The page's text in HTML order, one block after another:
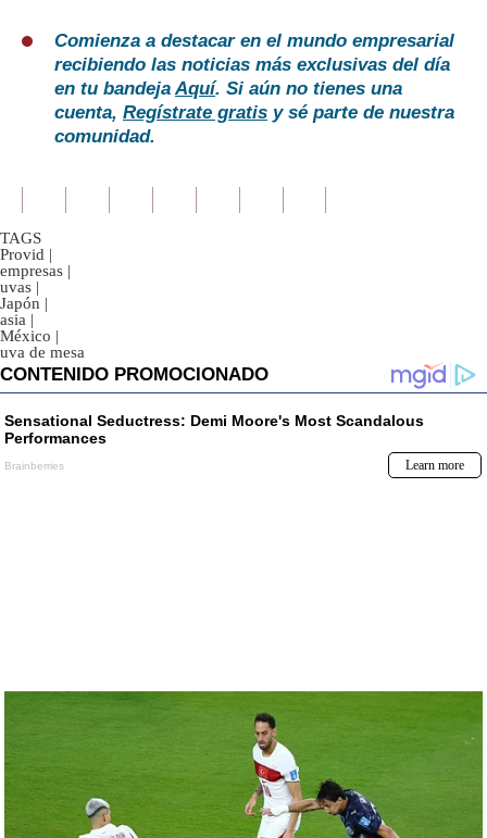
Comienza a destacar en el mundo empresarial
recibiendo las noticias más exclusivas del día
en tu bandejaAquí. Si aún no tienes una
cuenta, Regístrate gratis y sé parte de nuestra
comunidad.
TAGS
Provid |
empresas |
uvas |
Japón |
asia |
México |
uva de mesa